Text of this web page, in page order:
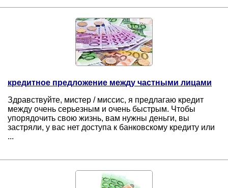
кредитное предложение между частными лицами
Здравствуйте, мистер / миссис, я предлагаю кредит
между очень серьезным и очень быстрым. Чтобы
упорядочить свою жизнь, вам нужны деньги, вы
застряли, у вас нет доступа к банковскому кредиту или
...